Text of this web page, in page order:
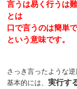
言うは易く行うは
とは
口で言うのは簡単
という意味です。
さっき言ったような逆
基本的には、実行す